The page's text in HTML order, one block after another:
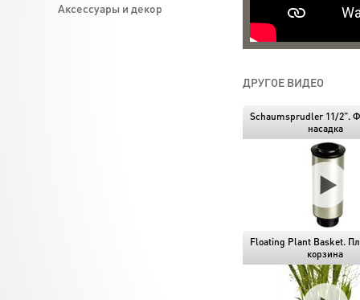
ДРУГОЕ ВИДЕО
Schaumsprudler 11/2".
насадка
Floating Plant Basket.
корзина
Аксессуары и декор